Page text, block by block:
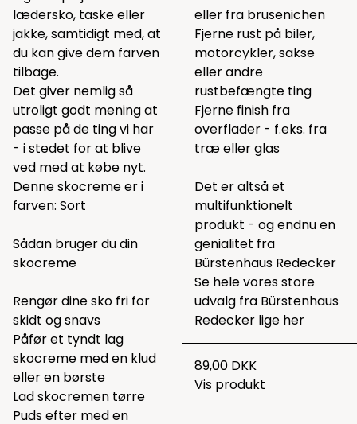
lædersko, taske eller
jakke, samtidigt med, at
du kan give dem farven
tilbage.
Det giver nemlig så
utroligt godt mening at
passe på de ting vi har
- i stedet for at blive
ved med at købe nyt.
Denne skocreme er i
farven: Sort
Sådan bruger du din
skocreme
Rengør dine sko fri for
skidt og snavs
Påfør et tyndt lag
skocreme med en klud
eller en børste
Lad skocremen tørre
Puds efter med en
eller fra brusenichen
Fjerne rust på biler,
motorcykler, sakse
eller andre
rustbefængte ting
Fjerne finish fra
overflader - f.eks. fra
træ eller glas
Det er altså et
multifunktionelt
produkt - og endnu en
genialitet fra
Bürstenhaus Redecker
Se hele vores store
udvalg fra Bürstenhaus
Redecker lige her
89,00 DKK
Vis produkt